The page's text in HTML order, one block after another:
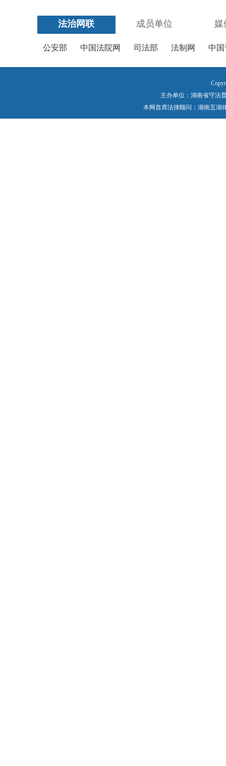
法治网联 成员单位 媒
公安部 中国法院网 司法部 法制网 中
主办单位：湖南省守法
本网首席法律顾问：湖南五湖